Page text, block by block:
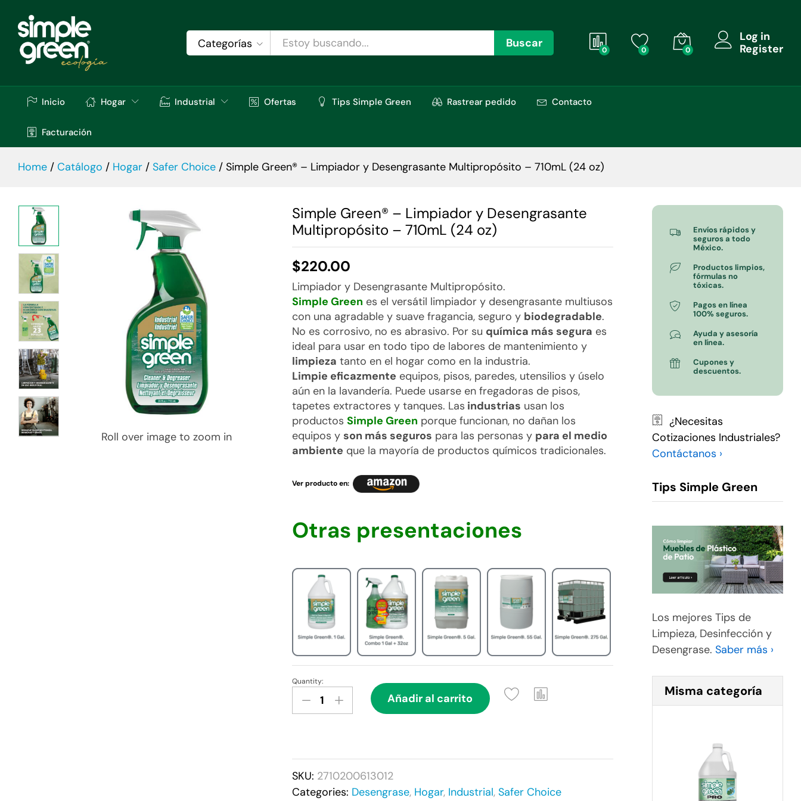
Categorías Buscar 0 0 0
Log in
Register
Inicio Hogar Industrial Ofertas Tips Simple Green Rastrear pedido Contacto
Facturación
Home / Catálogo / Hogar / Safer Choice / Simple Green® – Limpiador y Desengrasante Multipropósito – 710mL (24 oz)
Roll over image to zoom in
Simple Green® – Limpiador y Desengrasante
Multipropósito – 710mL (24 oz)
$220.00
Limpiador y Desengrasante Multipropósito.
Simple Green es el versátil limpiador y desengrasante multiusos
con una agradable y suave fragancia, seguro y biodegradable.
No es corrosivo, no es abrasivo. Por su química más segura es
ideal para usar en todo tipo de labores de mantenimiento y
limpieza tanto en el hogar como en la industria.
Limpie eficazmente equipos, pisos, paredes, utensilios y úselo
aún en la lavandería. Puede usarse en fregadoras de pisos,
tapetes extractores y tanques. Las industrias usan los
productos Simple Green porque funcionan, no dañan los
equipos y son más seguros para las personas y para el medio
ambiente que la mayoría de productos químicos tradicionales.
Ver producto en:
Otras presentaciones
Simple
Green®
-
Multipropósito
-
Quantity:
Añadir al carrito
SKU: 2710200613012
Categories: Desengrase, Hogar, Industrial, Safer Choice
Envíos rápidos y
seguros a todo
México.
Productos limpios,
fórmulas no
tóxicas.
Pagos en línea
100% seguros.
Ayuda y asesoría
en línea.
Cupones y
descuentos.
¿Necesitas
Cotizaciones Industriales?
Contáctanos ›
Tips Simple Green
Los mejores Tips de
Limpieza, Desinfección y
Desengrase.Saber más ›
Misma categoría
Descripción